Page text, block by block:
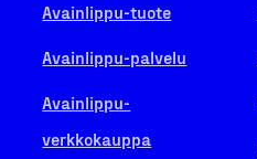
Avainlippu-tuote
Avainlippu-palvelu
Avainlippu-
verkkokauppa